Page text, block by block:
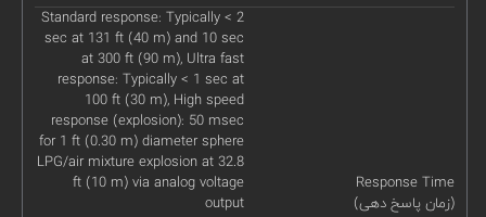
Response Time
(زمان پاسخ دهی)
Standard response: Typically < 2
sec at 131 ft (40 m) and 10 sec
at 300 ft (90 m), Ultra fast
response: Typically < 1 sec at
100 ft (30 m), High speed
response (explosion): 50 msec
for 1 ft (0.30 m) diameter sphere
LPG/air mixture explosion at 32.8
ft (10 m) via analog voltage
output